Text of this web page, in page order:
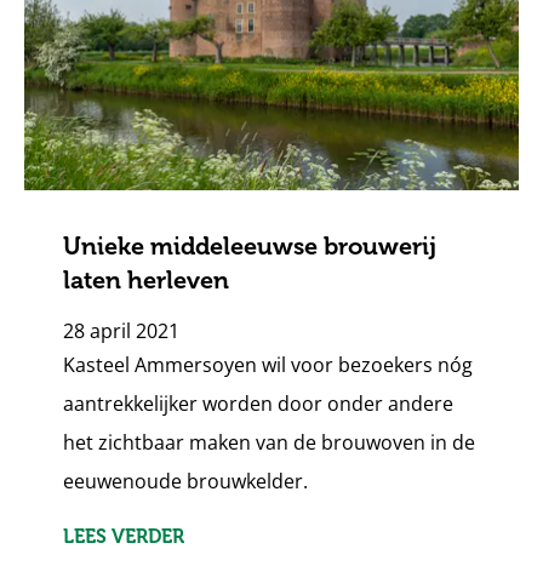
Unieke middeleeuwse brouwerij
laten herleven
28 april 2021
Kasteel Ammersoyen wil voor bezoekers nóg
aantrekkelijker worden door onder andere
het zichtbaar maken van de brouwoven in de
eeuwenoude brouwkelder.
LEES VERDER